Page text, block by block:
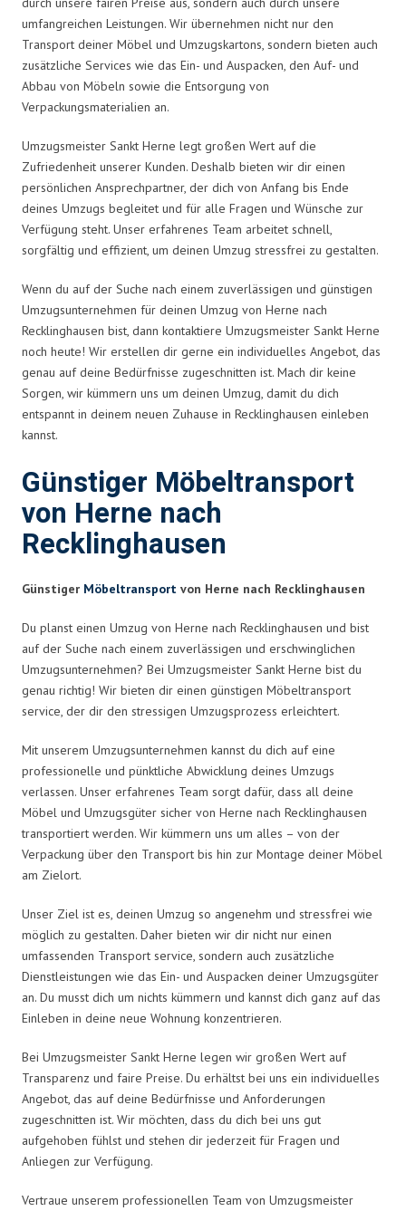
umfangreichen Leistungen. Wir übernehmen nicht nur den
Transport deiner Möbel und Umzugskartons, sondern bieten auch
zusätzliche Services wie das Ein- und Auspacken, den Auf- und
Abbau von Möbeln sowie die Entsorgung von
Verpackungsmaterialien an.
Umzugsmeister Sankt Herne legt großen Wert auf die
Zufriedenheit unserer Kunden. Deshalb bieten wir dir einen
persönlichen Ansprechpartner, der dich von Anfang bis Ende
deines Umzugs begleitet und für alle Fragen und Wünsche zur
Verfügung steht. Unser erfahrenes Team arbeitet schnell,
sorgfältig und effizient, um deinen Umzug stressfrei zu gestalten.
Wenn du auf der Suche nach einem zuverlässigen und günstigen
Umzugsunternehmen für deinen Umzug von Herne nach
Recklinghausen bist, dann kontaktiere Umzugsmeister Sankt Herne
noch heute! Wir erstellen dir gerne ein individuelles Angebot, das
genau auf deine Bedürfnisse zugeschnitten ist. Mach dir keine
Sorgen, wir kümmern uns um deinen Umzug, damit du dich
entspannt in deinem neuen Zuhause in Recklinghausen einleben
kannst.
Günstiger Möbeltransport
von Herne nach
Recklinghausen
Günstiger Möbeltransport von Herne nach Recklinghausen
Du planst einen Umzug von Herne nach Recklinghausen und bist
auf der Suche nach einem zuverlässigen und erschwinglichen
Umzugsunternehmen? Bei Umzugsmeister Sankt Herne bist du
genau richtig! Wir bieten dir einen günstigen Möbeltransport
service, der dir den stressigen Umzugsprozess erleichtert.
Mit unserem Umzugsunternehmen kannst du dich auf eine
professionelle und pünktliche Abwicklung deines Umzugs
verlassen. Unser erfahrenes Team sorgt dafür, dass all deine
Möbel und Umzugsgüter sicher von Herne nach Recklinghausen
transportiert werden. Wir kümmern uns um alles – von der
Verpackung über den Transport bis hin zur Montage deiner Möbel
am Zielort.
Unser Ziel ist es, deinen Umzug so angenehm und stressfrei wie
möglich zu gestalten. Daher bieten wir dir nicht nur einen
umfassenden Transport service, sondern auch zusätzliche
Dienstleistungen wie das Ein- und Auspacken deiner Umzugsgüter
an. Du musst dich um nichts kümmern und kannst dich ganz auf das
Einleben in deine neue Wohnung konzentrieren.
Bei Umzugsmeister Sankt Herne legen wir großen Wert auf
Transparenz und faire Preise. Du erhältst bei uns ein individuelles
Angebot, das auf deine Bedürfnisse und Anforderungen
zugeschnitten ist. Wir möchten, dass du dich bei uns gut
aufgehoben fühlst und stehen dir jederzeit für Fragen und
Anliegen zur Verfügung.
Vertraue unserem professionellen Team von Umzugsmeister